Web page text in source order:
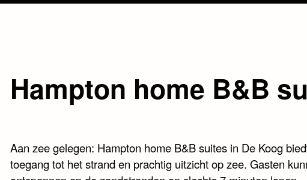
Hampton home B&B
Aan zee gelegen: Hampton home B&B suites in De Koog
toegang tot het strand en prachtig uitzicht op zee. Gasten